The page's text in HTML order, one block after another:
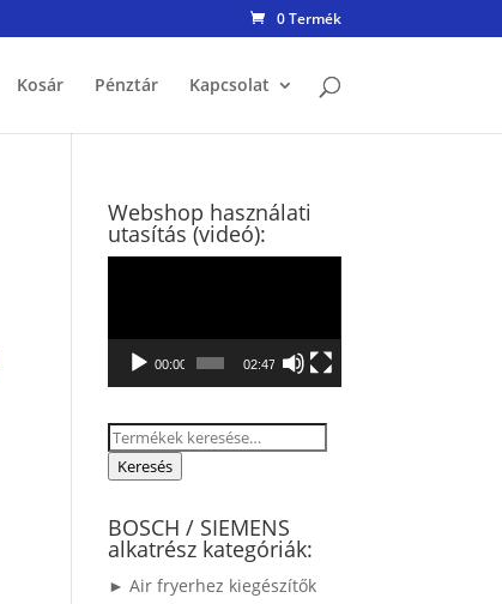
0 Termék
Kosár Pénztár Kapcsolat
Webshop használati
utasítás (videó):
00:00 02:47
Keresés
Keresés
BOSCH / SIEMENS
alkatrész kategóriák:
► Air fryerhez kiegészítők